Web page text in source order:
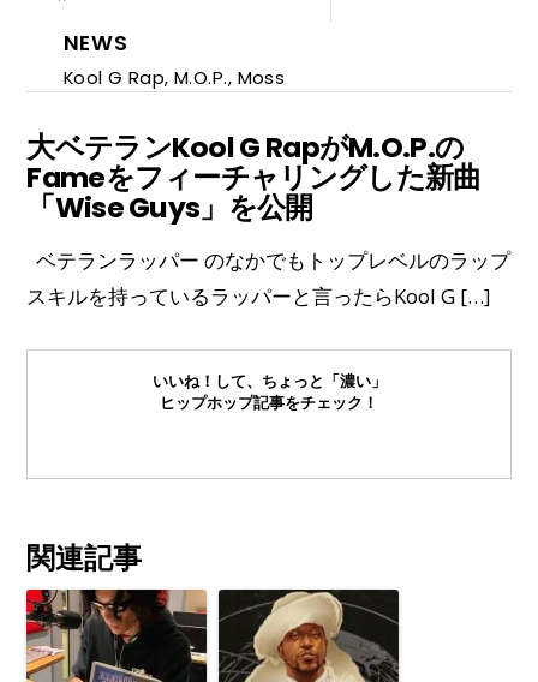
NEWS
Kool G Rap, M.O.P., Moss
大ベテランKool G RapがM.O.P.の
Fameをフィーチャリングした新曲
「Wise Guys」を公開
ベテランラッパー のなかでもトップレベルのラップ
スキルを持っているラッパーと言ったらKool G […]
いいね！して、ちょっと「濃い」
ヒップホップ記事をチェック！
関連記事